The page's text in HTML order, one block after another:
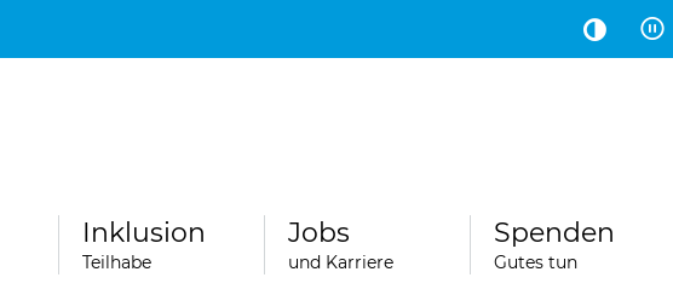
Inklusion
Teilhabe
Jobs
und Karriere
Spenden
Gutes tun